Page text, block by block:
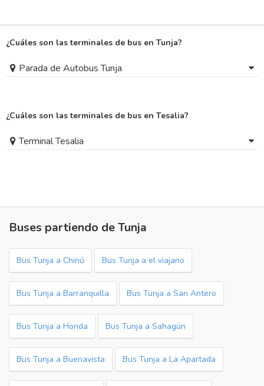
¿Cuáles son las terminales de bus en Tunja?
Parada de Autobus Tunja
¿Cuáles son las terminales de bus en Tesalia?
Terminal Tesalia
Buses partiendo de Tunja
Bus Tunja a Chinú Bus Tunja a el viajano
Bus Tunja a Barranquilla Bus Tunja a San Antero
Bus Tunja a Honda Bus Tunja a Sahagún
Bus Tunja a Buenavista Bus Tunja a La Apartada